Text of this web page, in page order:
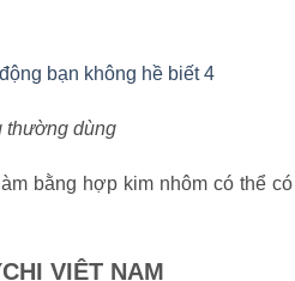
thường dùng
bằng hợp kim nhôm có thể
VIỆT NAM